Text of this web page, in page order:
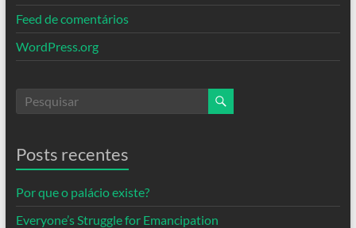
Feed de comentários
WordPress.org
Posts recentes
Por que o palácio existe?
Everyone’s Struggle for Emancipation